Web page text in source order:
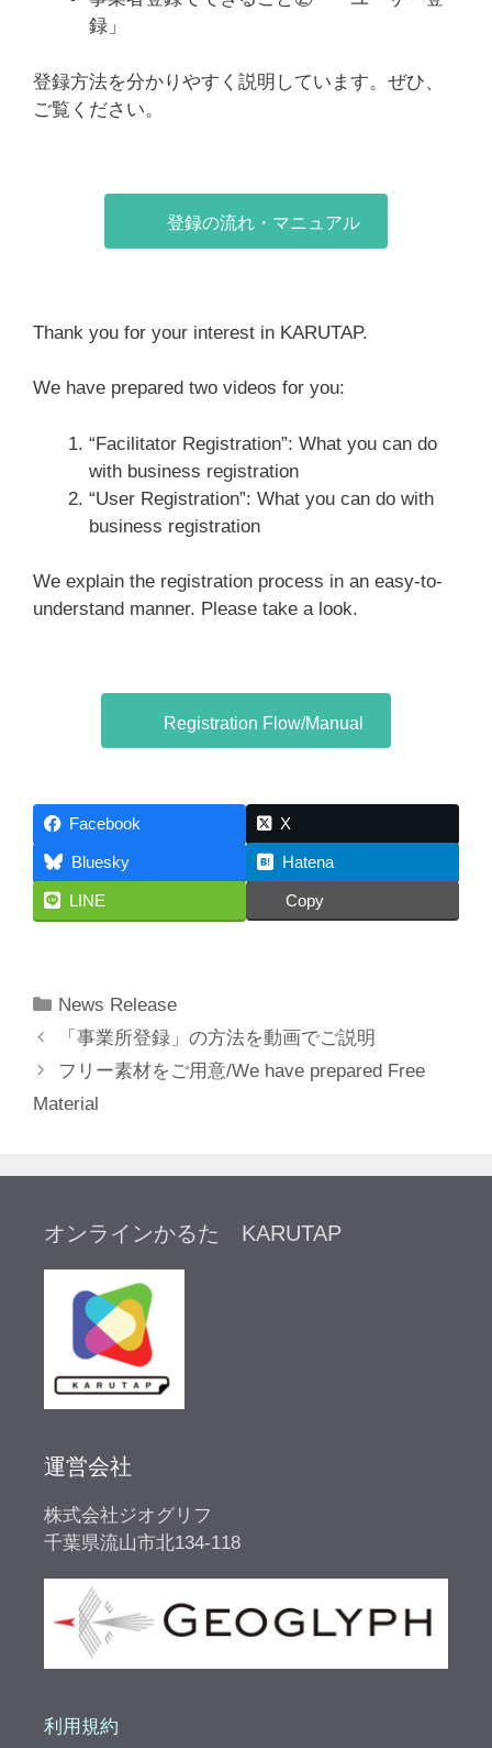
録」
登録方法を分かりやすく説明しています。ぜひ、
ご覧ください。
登録の流れ・マニュアル
Thank you for your interest in KARUTAP.
We have prepared two videos for you:
“Facilitator Registration”: What you can do
with business registration
“User Registration”: What you can do with
business registration
We explain the registration process in an easy-to-
understand manner. Please take a look.
Registration Flow/Manual
Facebook X
Bluesky Hatena
LINE Copy
カ
テ
リ
ー
News Release
「事業所登録」の方法を動画でご説明
フリー素材をご用意/We have prepared Free
Material
オンラインかるた KARUTAP
運営会社
株式会社ジオグリフ
千葉県流山市北134-118
利用規約